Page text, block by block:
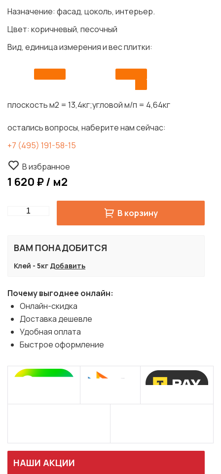
Назначение: фасад, цоколь, интерьер.
Цвет: коричневый, песочный
Вид, единица измерения и вес плитки:
плоскость м2 = 13,4кг;угловой м/п = 4,64кг
остались вопросы, наберите нам сейчас:
+7 (495) 191-58-15
В избранное
1 620 ₽ / м2
Quantity В корзину
ВАМ ПОНАДОБИТСЯ
Клей - 5кг Добавить
Почему выгоднее онлайн:
Онлайн-скидка
Доставка дешевле
Удобная оплата
Быстрое оформление
НАШИ АКЦИИ